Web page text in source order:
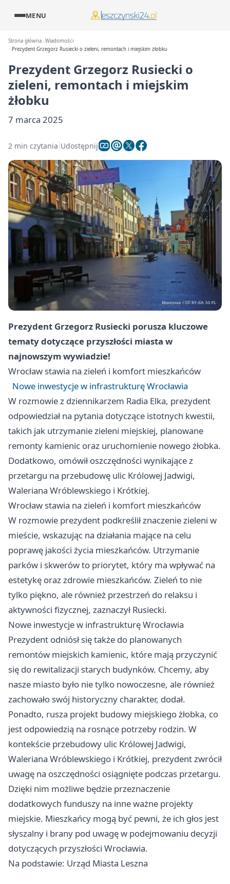
MENU
Strona główna Wiadomości
Prezydent Grzegorz Rusiecki o zieleni, remontach i miejskim żłobku
Prezydent Grzegorz Rusiecki o
zieleni, remontach i miejskim
żłobku
7 marca 2025
2 min czytania Udostępnij
Prezydent Grzegorz Rusiecki porusza kluczowe
tematy dotyczące przyszłości miasta w
najnowszym wywiadzie!
Wrocław stawia na zieleń i komfort mieszkańców
Nowe inwestycje w infrastrukturę Wrocławia
W rozmowie z dziennikarzem Radia Elka, prezydent
odpowiedział na pytania dotyczące istotnych kwestii,
takich jak utrzymanie zieleni miejskiej, planowane
remonty kamienic oraz uruchomienie nowego żłobka.
Dodatkowo, omówił oszczędności wynikające z
przetargu na przebudowę ulic Królowej Jadwigi,
Waleriana Wróblewskiego i Krótkiej.
Wrocław stawia na zieleń i komfort mieszkańców
W rozmowie prezydent podkreślił znaczenie zieleni w
mieście, wskazując na działania mające na celu
poprawę jakości życia mieszkańców. Utrzymanie
parków i skwerów to priorytet, który ma wpływać na
estetykę oraz zdrowie mieszkańców. Zieleń to nie
tylko piękno, ale również przestrzeń do relaksu i
aktywności fizycznej, zaznaczył Rusiecki.
Nowe inwestycje w infrastrukturę Wrocławia
Prezydent odniósł się także do planowanych
remontów miejskich kamienic, które mają przyczynić
się do rewitalizacji starych budynków. Chcemy, aby
nasze miasto było nie tylko nowoczesne, ale również
zachowało swój historyczny charakter, dodał.
Ponadto, rusza projekt budowy miejskiego żłobka, co
jest odpowiedzią na rosnące potrzeby rodzin. W
kontekście przebudowy ulic Królowej Jadwigi,
Waleriana Wróblewskiego i Krótkiej, prezydent zwrócił
uwagę na oszczędności osiągnięte podczas przetargu.
Dzięki nim możliwe będzie przeznaczenie
dodatkowych funduszy na inne ważne projekty
miejskie. Mieszkańcy mogą być pewni, że ich głos jest
słyszalny i brany pod uwagę w podejmowaniu decyzji
dotyczących przyszłości Wrocławia.
Na podstawie: Urząd Miasta Leszna